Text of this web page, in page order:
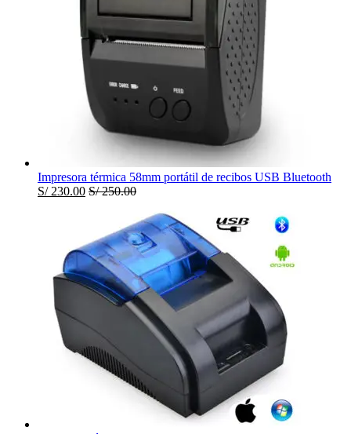
Impresora térmica 58mm portátil de recibos USB Bluetooth
S/230.00 S/250.00